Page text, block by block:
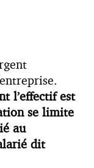
l’effectif est
se limite
au
dit